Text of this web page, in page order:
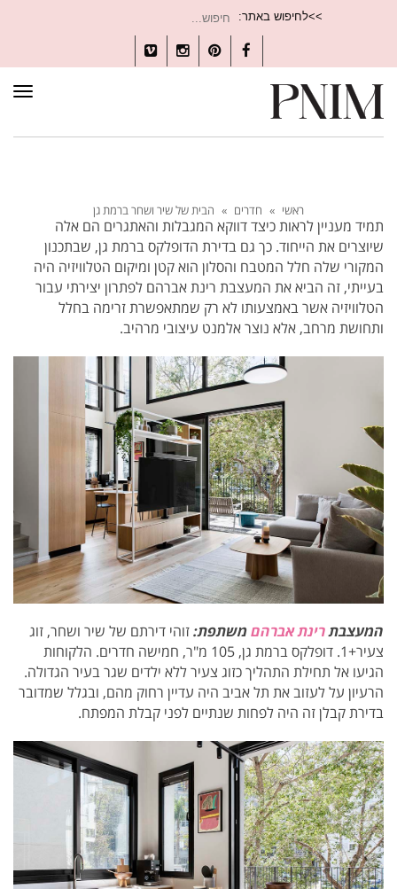
>>לחיפוש באתר:
עבור:
Facebook
Pinterest
Instagram
Vimeo
ראשי » חדרים » הבית של שיר ושחר ברמת גן
תמיד מעניין לראות כיצד דווקא המגבלות והאתגרים הם אלה
שיוצרים את הייחוד. כך גם בדירת הדופלקס ברמת גן, שבתכנון
המקורי שלה חלל המטבח והסלון הוא קטן ומיקום הטלוויזיה היה
בעייתי, זה הביא את המעצבת רינת אברהם לפתרון יצירתי עבור
הטלוויזיה אשר באמצעותו לא רק שמתאפשרת זרימה בחלל
ותחושת מרחב, אלא נוצר אלמנט עיצובי מרהיב.
המעצבתרינת אברהםמשתפת:זוהי דירתם של שיר ושחר, זוג
צעיר+1. דופלקס ברמת גן, 105 מ"ר, חמישה חדרים.
הלקוחות
הגיעו אל תחילת התהליך כזוג צעיר ללא ילדים שגר בעיר הגדולה.
הרעיון על לעזוב את תל אביב היה עדיין רחוק מהם, ובגלל שמדובר
בדירת קבלן זה היה לפחות שנתיים לפני קבלת המפתח.